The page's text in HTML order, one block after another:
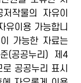
작물의 자유이
유이용 가능합니
가능한 자료는
(공공누리) 제4
공공누리 표시